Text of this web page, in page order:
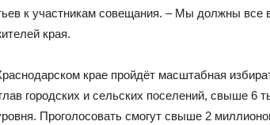
к участникам совещания. – Мы должны все
края.
крае пройдёт масштабная
городских и сельских поселений, свыше 6
Проголосовать смогут свыше 2